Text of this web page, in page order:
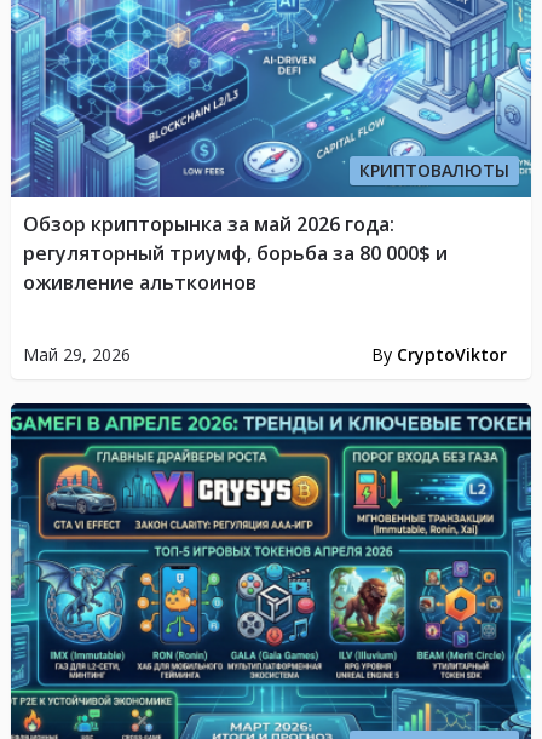
КРИПТОВАЛЮТЫ
Май 29, 2026 By CryptoViktor
Обзор крипторынка за май 2026 года:
регуляторный триумф, борьба за 80 000$ и
оживление альткоинов